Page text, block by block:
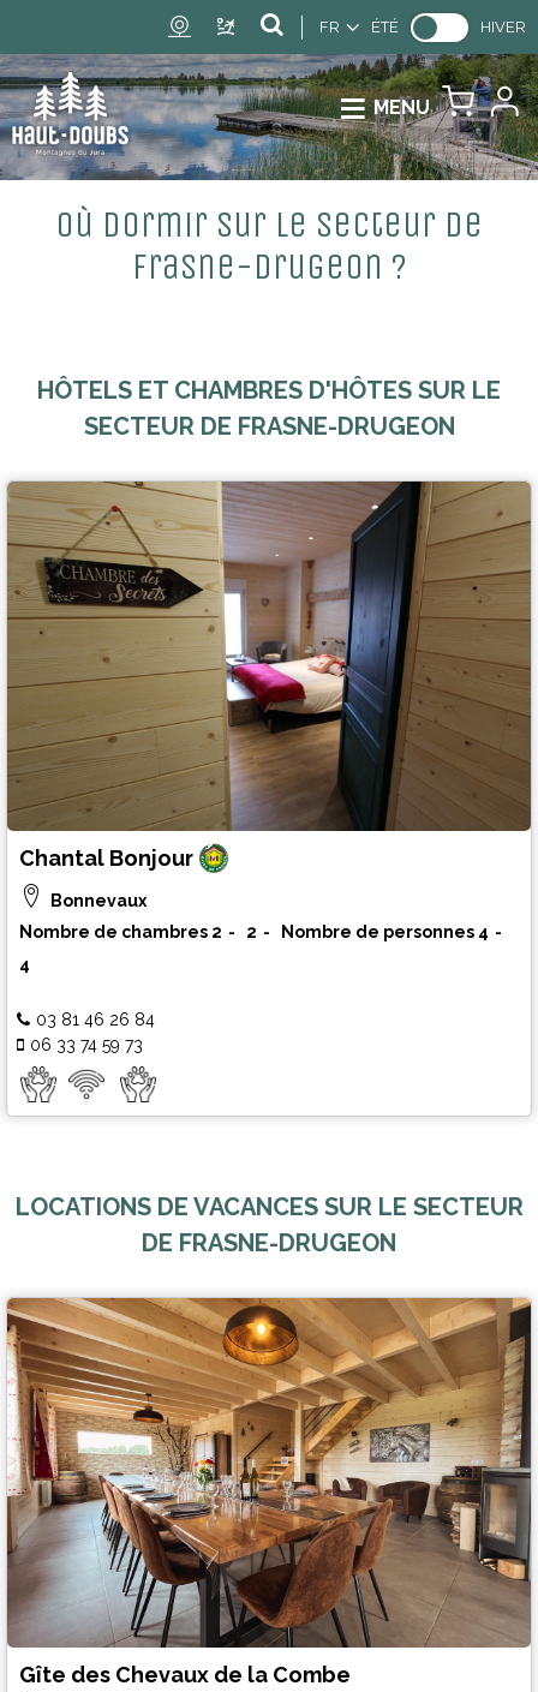
FR ÉTÉ HIVER
MENU
Où dormir sur le secteur de
Frasne-Drugeon ?
HÔTELS ET CHAMBRES D'HÔTES SUR LE
SECTEUR DE FRASNE-DRUGEON
Chantal Bonjour
Bonnevaux
Nombre de chambres 2 2 Nombre de personnes 4
4
03 81 46 26 84
06 33 74 59 73
LOCATIONS DE VACANCES SUR LE SECTEUR
DE FRASNE-DRUGEON
Gîte des Chevaux de la Combe